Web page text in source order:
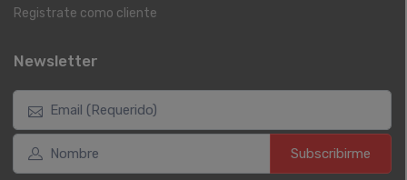
Registrate como cliente
Newsletter
Subscribirme